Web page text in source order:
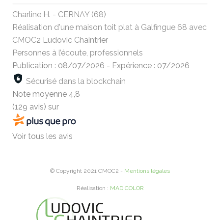
Charline H. - CERNAY (68)
Réalisation d'une maison toit plat à Galfingue 68 avec
CMOC2 Ludovic Chaintrier
Personnes à l’écoute, professionnels
Publication : 08/07/2026 - Expérience : 07/2026
Sécurisé dans la blockchain
Note moyenne 4,8
(129 avis) sur
Voir tous les avis
© Copyright 2021 CMOC2 - Mentions légales
Réalisation : MAD COLOR